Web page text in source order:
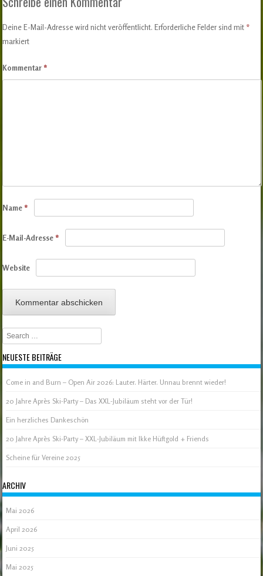
Deine E-Mail-Adresse wird nicht veröffentlicht. Erforderliche Felder sind mit *
markiert
Kommentar*
Name*
E-Mail-Adresse*
Website
Search
NEUESTE BEITRÄGE
Come in and Burn – Open Air 2026: Lauter. Härter. Unnau brennt wieder!
20 Jahre Après Ski-Party – Das XXL-Jubiläum steht vor der Tür!
Ein herzliches Dankeschön
20 Jahre Après Ski-Party – XXL-Jubiläum mit Ikke Hüftgold + Friends
Scheine für Vereine 2025
ARCHIV
Mai 2026
April 2026
Juni 2025
Mai 2025